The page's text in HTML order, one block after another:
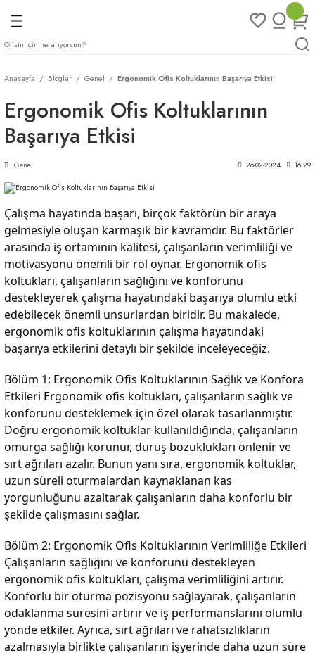
Anasayfa Bloglar Genel Ergonomik Ofis Koltuklarının Başarıya Etkisi
Ergonomik Ofis Koltuklarının
Başarıya Etkisi
Genel 26-02-2024 16:29
Çalışma hayatında başarı, birçok faktörün bir araya
gelmesiyle oluşan karmaşık bir kavramdır. Bu faktörler
arasında iş ortamının kalitesi, çalışanların verimliliği ve
motivasyonu önemli bir rol oynar. Ergonomik ofis
koltukları, çalışanların sağlığını ve konforunu
destekleyerek çalışma hayatındaki başarıya olumlu etki
edebilecek önemli unsurlardan biridir. Bu makalede,
ergonomik ofis koltuklarının çalışma hayatındaki
başarıya etkilerini detaylı bir şekilde inceleyeceğiz.
Bölüm 1: Ergonomik Ofis Koltuklarının Sağlık ve Konfora
Etkileri Ergonomik ofis koltukları, çalışanların sağlık ve
konforunu desteklemek için özel olarak tasarlanmıştır.
Doğru ergonomik koltuklar kullanıldığında, çalışanların
omurga sağlığı korunur, duruş bozuklukları önlenir ve
sırt ağrıları azalır. Bunun yanı sıra, ergonomik koltuklar,
uzun süreli oturmalardan kaynaklanan kas
yorgunluğunu azaltarak çalışanların daha konforlu bir
şekilde çalışmasını sağlar.
Bölüm 2: Ergonomik Ofis Koltuklarının Verimliliğe Etkileri
Çalışanların sağlığını ve konforunu destekleyen
ergonomik ofis koltukları, çalışma verimliliğini artırır.
Konforlu bir oturma pozisyonu sağlayarak, çalışanların
odaklanma süresini artırır ve iş performanslarını olumlu
yönde etkiler. Ayrıca, sırt ağrıları ve rahatsızlıkların
azalmasıyla birlikte çalışanların işyerinde daha uzun süre